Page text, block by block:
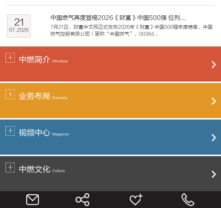
中国燃气再度登榜2026《财富》中国500强 位列...
7月21日，财富中文网正式发布2026年《财富》中国500强年度榜单，中国
燃气控股有限公司（简称“中国燃气”，00384...
07.2026
21
中燃简介 Introduce
业务布局 Business
视频中心 Magazine
中燃文化 Culture